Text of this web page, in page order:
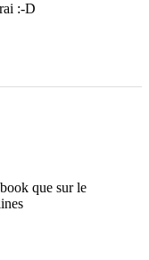
:-D
que sur le